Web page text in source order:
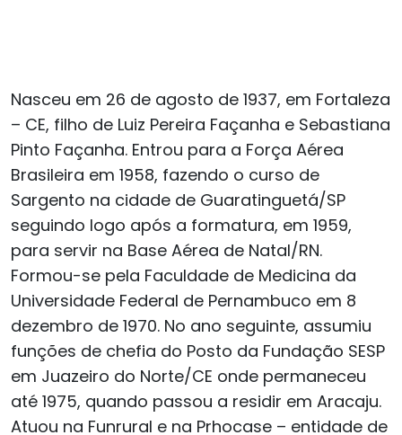
Nasceu em 26 de agosto de 1937, em Fortaleza
– CE, filho de Luiz Pereira Façanha e Sebastiana
Pinto Façanha. Entrou para a Força Aérea
Brasileira em 1958, fazendo o curso de
Sargento na cidade de Guaratinguetá/SP
seguindo logo após a formatura, em 1959,
para servir na Base Aérea de Natal/RN.
Formou-se pela Faculdade de Medicina da
Universidade Federal de Pernambuco em 8
dezembro de 1970. No ano seguinte, assumiu
funções de chefia do Posto da Fundação SESP
em Juazeiro do Norte/CE onde permaneceu
até 1975, quando passou a residir em Aracaju.
Atuou na Funrural e na Prhocase – entidade de